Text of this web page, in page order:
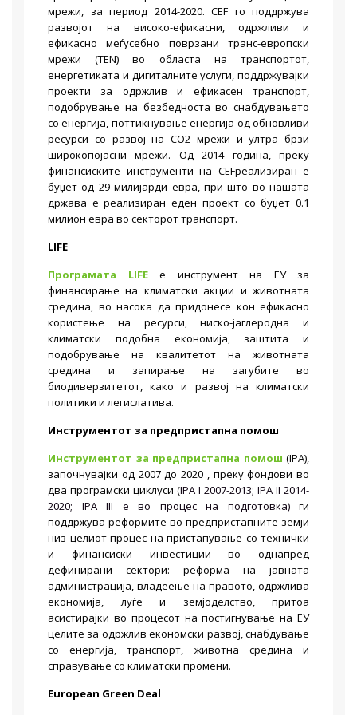
мрежи, за период 2014-2020. CEF го поддржува
развојот на високо-ефикасни, одржливи и
ефикасно меѓусебно поврзани транс-европски
мрежи (TEN) во областа на транспортот,
енергетиката и дигиталните услуги, поддржувајки
проекти за одржлив и ефикасен транспорт,
подобрување на безбедноста во снабдувањето
со енергија, поттикнување енергија од обновливи
ресурси со развој на CO2 мрежи и ултра брзи
широкопојасни мрежи. Од 2014 година, преку
финансиските инструменти на CEFреализиран e
буџет од 29 милијарди евра, при што во нашата
држава е реализиран еден проект со буџет 0.1
милион евра во секторот транспорт.
LIFE
Програмата LIFEе инструмент на ЕУ за
финансирање на климатски акции и животната
средина, во насока да придонесе кон ефикасно
користење на ресурси, ниско-јаглеродна и
климатски подобна економија, заштита и
подобрување на квалитетот на животната
средина и запирање на загубите во
биодиверзитетот, како и развој на климатски
политики и легислатива.
Инструментот за предпристапна помош
Инструментот за предпристапна помош (IPA),
започнувајки од 2007 до 2020 , преку фондови во
два програмски циклуси (IPA I 2007-2013; IPA II 2014-
2020; IPA III е во процес на подготовка)ги
поддржува реформите во предпристапните земји
низ целиот процес на пристапување со технички
и финансиски инвестиции во однапред
дефинирани сектори: реформа на јавната
администрација, владеење на правото, одржлива
економија, луѓе и земјоделство, притоа
асистирајки во процесот на постигнување на ЕУ
целите за одржлив економски развој, снабдување
со енергија, транспорт, животна средина и
справување со климатски промени.
European Green Deal